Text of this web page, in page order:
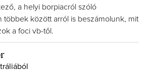
a helyi borpiacról szóló
többek között arról is beszámolunk, mit
a foci vb-től.